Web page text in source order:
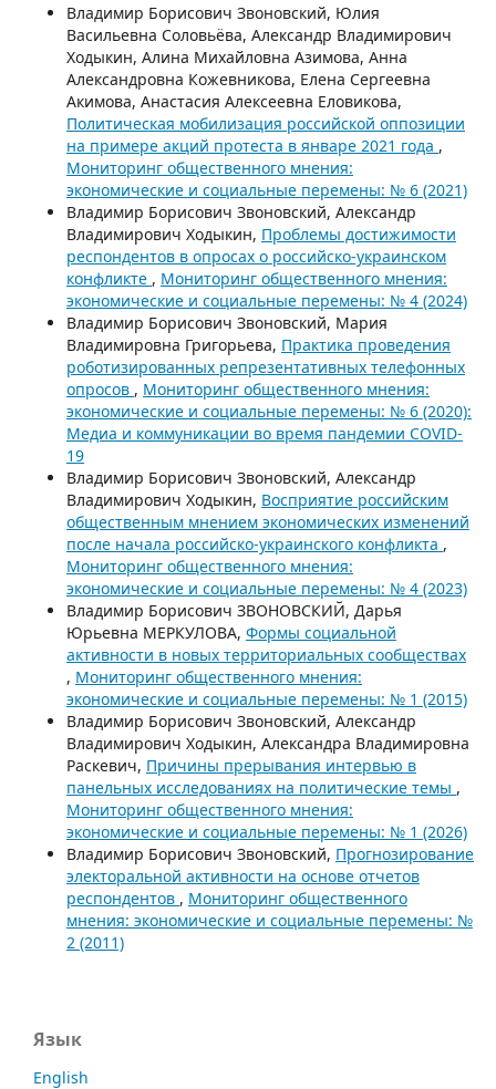
Владимир Борисович Звоновский, Юлия
Васильевна Соловьёва, Александр Владимирович
Ходыкин, Алина Михайловна Азимова, Анна
Александровна Кожевникова, Елена Сергеевна
Акимова, Анастасия Алексеевна Еловикова,
Политическая мобилизация российской оппозиции
на примере акций протеста в январе 2021 года ,
Мониторинг общественного мнения:
экономические и социальные перемены: № 6 (2021)
Владимир Борисович Звоновский, Александр
Владимирович Ходыкин, Проблемы достижимости
респондентов в опросах о российско-украинском
конфликте , Мониторинг общественного мнения:
экономические и социальные перемены: № 4 (2024)
Владимир Борисович Звоновский, Мария
Владимировна Григорьева, Практика проведения
роботизированных репрезентативных телефонных
опросов , Мониторинг общественного мнения:
экономические и социальные перемены: № 6 (2020):
Медиа и коммуникации во время пандемии COVID-
19
Владимир Борисович Звоновский, Александр
Владимирович Ходыкин, Восприятие российским
общественным мнением экономических изменений
после начала российско-украинского конфликта ,
Мониторинг общественного мнения:
экономические и социальные перемены: № 4 (2023)
Владимир Борисович ЗВОНОВСКИЙ, Дарья
Юрьевна МЕРКУЛОВА, Формы социальной
активности в новых территориальных сообществах
, Мониторинг общественного мнения:
экономические и социальные перемены: № 1 (2015)
Владимир Борисович Звоновский, Александр
Владимирович Ходыкин, Александра Владимировна
Раскевич, Причины прерывания интервью в
панельных исследованиях на политические темы ,
Мониторинг общественного мнения:
экономические и социальные перемены: № 1 (2026)
Владимир Борисович Звоновский, Прогнозирование
электоральной активности на основе отчетов
респондентов , Мониторинг общественного
мнения: экономические и социальные перемены: №
2 (2011)
Язык
English